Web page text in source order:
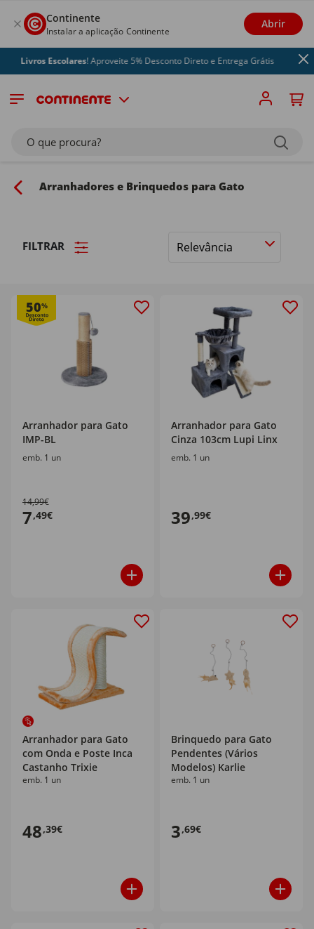
Continente
Instalar a aplicação Continente
Abrir
Escolares! Aproveite 5% Desconto Direto e Entrega Grátis
O que procura?
Arranhadores e Brinquedos para Gato
FILTRAR
Ordenar
50%
Arranhador para Gato
IMP-BL
emb. 1 un
14,99€
7,49€
Arranhador para Gato
Cinza 103cm Lupi Linx
emb. 1 un
39,99€
Arranhador para Gato
com Onda e Poste Inca
Castanho Trixie
emb. 1 un
48,39€
Brinquedo para Gato
Pendentes (Vários
Modelos) Karlie
emb. 1 un
3,69€